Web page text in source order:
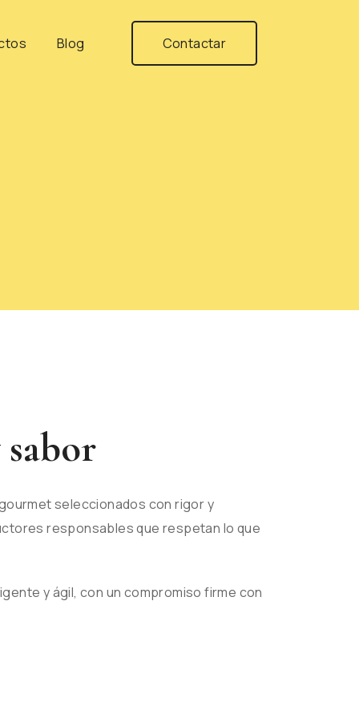
Blog Contactar
seleccionados con rigor y
responsables que respetan lo que
y ágil, con un compromiso firme con